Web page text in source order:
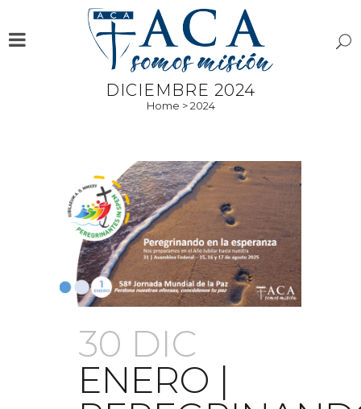
DICIEMBRE 2024
Home >2024
30 DIC
ENERO |